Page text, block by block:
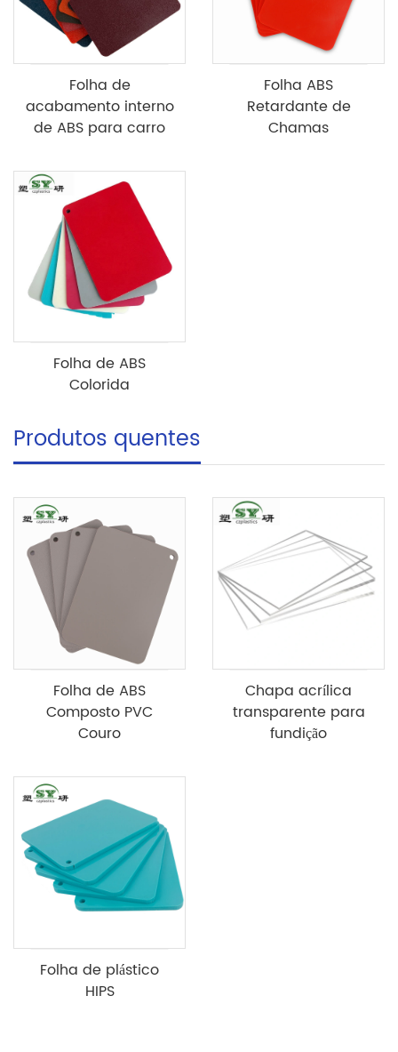
Folha de
acabamento interno
de ABS para carro
Folha ABS
Retardante de
Chamas
Folha de ABS
Colorida
Produtos quentes
Folha de ABS
Composto PVC
Couro
Chapa acrílica
transparente para
fundição
Folha de plástico
HIPS